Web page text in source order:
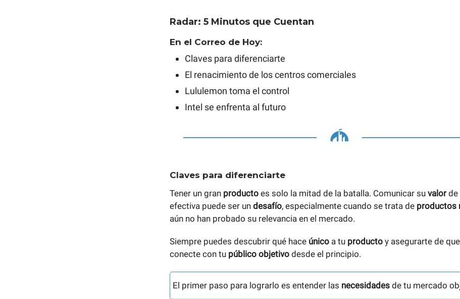
Radar: 5 Minutos que Cuentan
En el Correo de Hoy:
Claves para diferenciarte
El renacimiento de los centros comerciales
Lululemon toma el control
Intel se enfrenta al futuro
Claves para diferenciarte
Tener un gran producto es solo la mitad de la batalla. Comunicar su valorde
efectiva puede ser un desafío, especialmente cuando se trata de productos
aún no han probado su relevancia en el mercado.
Siempre puedes descubrir qué hace único a tu producto y asegurarte de
conecte con tu público objetivo desde el principio.
El primer paso para lograrlo es entender las necesidades de tu mercado